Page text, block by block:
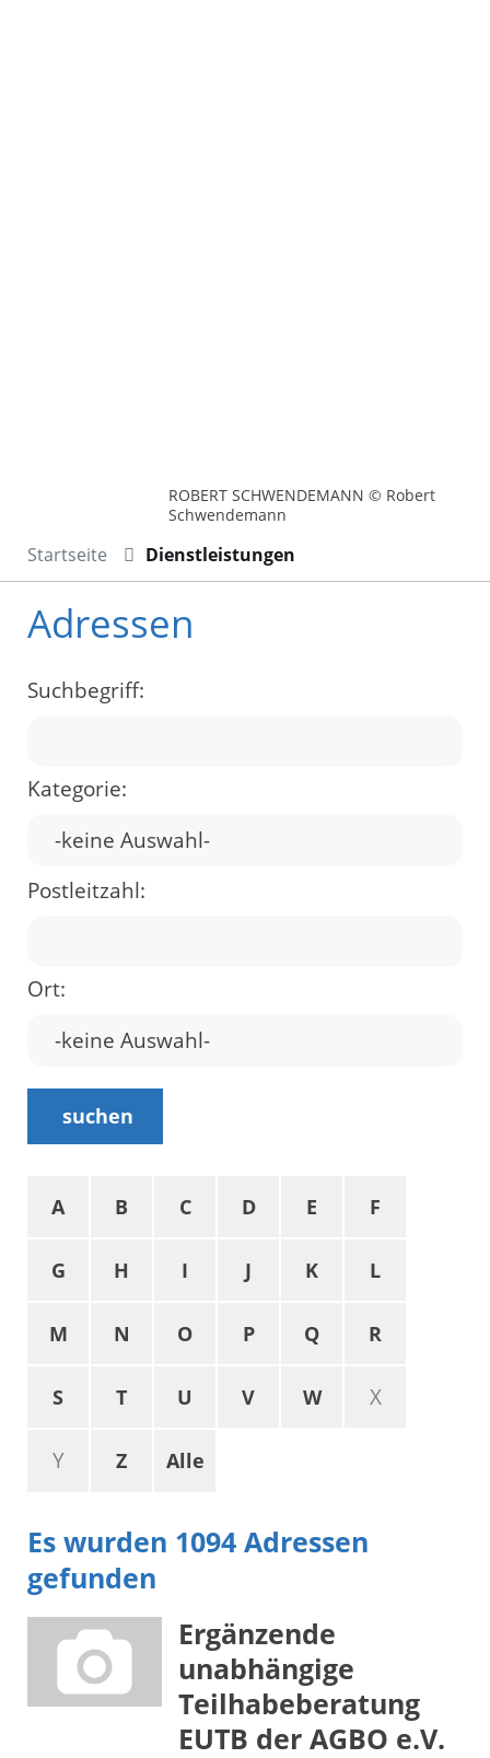
ROBERT SCHWENDEMANN © Robert
Schwendemann
Startseite Dienstleistungen
Adressen
Suchbegriff:
Kategorie:
Postleitzahl:
Ort:
suchen
A B C D E F
G H I J K L
M N O P Q R
S T U V W X
Y Z Alle
Es wurden 1094 Adressen
gefunden
Ergänzende
unabhängige
Teilhabeberatung
EUTB der AGBO e.V.